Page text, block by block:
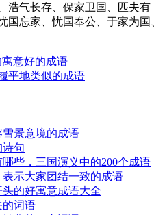
浩气长存、保家卫国、匹夫有
国忘家、忧国奉公、于家为国、
意好的成语
平地类似的成语
景意境的成语
句
些，三国演义中的200个成语
示大家团结一致的成语
的好寓意成语大全
的词语